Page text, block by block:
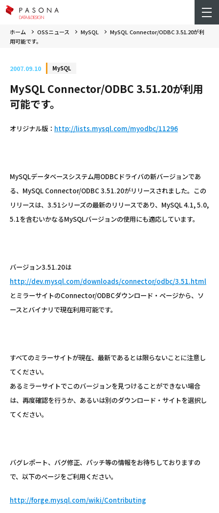
ホーム OSSニュース MySQL
MySQL Connector/ODBC 3.51.20が利
用可能です。
2007.09.10 MySQL
MySQL Connector/ODBC 3.51.20が利用
可能です。
オリジナル版： http://lists.mysql.com/myodbc/11296
MySQLデータベースシステム用ODBCドライバの新バージョンであ
る、MySQL Connector/ODBC 3.51.20がリリースされました。この
リリースは、3.51シリーズの最新のリリースであり、MySQL 4.1, 5.0,
5.1を含むいかなるMySQLバージョンの使用にも適応しています。
バージョン3.51.20は
http://dev.mysql.com/downloads/connector/odbc/3.51.html
とミラーサイトのConnector/ODBCダウンロード・ページから、ソ
ースとバイナリで現在利用可能です。
すべてのミラーサイトが現在、最新であるとは限らないことに注意し
てください。
あるミラーサイトでこのバージョンを見つけることができない場合
は、再度確認を行うか、あるいは別のダウンロード・サイトを選択し
てください。
バグレポート、バグ修正、パッチ等の情報をお待ちしておりますの
で、以下のページをご利用ください。
http://forge.mysql.com/wiki/Contributing